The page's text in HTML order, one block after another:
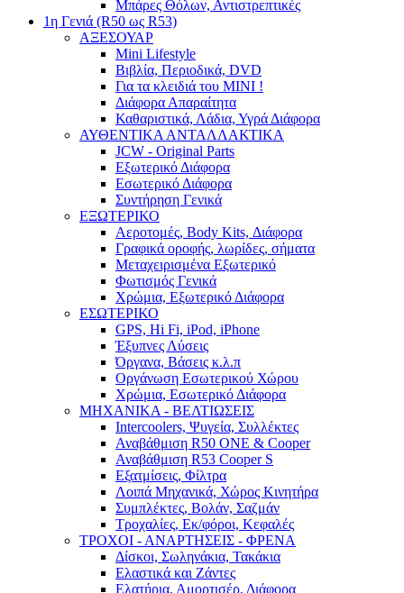
Μπάρες Θόλων, Αντιστρεπτικές
1η Γενιά (R50 ως R53)
ΑΞΕΣΟΥΑΡ
Mini Lifestyle
Βιβλία, Περιοδικά, DVD
Για τα κλειδιά του MINI !
Διάφορα Απαραίτητα
Καθαριστικά, Λάδια, Υγρά Διάφορα
ΑΥΘΕΝΤΙΚΑ ΑΝΤΑΛΛΑΚΤΙΚΑ
JCW - Original Parts
Εξωτερικό Διάφορα
Εσωτερικό Διάφορα
Συντήρηση Γενικά
ΕΞΩΤΕΡΙΚΟ
Αεροτομές, Body Kits, Διάφορα
Γραφικά οροφής, λωρίδες, σήματα
Μεταχειρισμένα Εξωτερικό
Φωτισμός Γενικά
Χρώμια, Εξωτερικό Διάφορα
ΕΣΩΤΕΡΙΚΟ
GPS, Hi Fi, iPod, iPhone
Έξυπνες Λύσεις
Όργανα, Βάσεις κ.λ.π
Οργάνωση Εσωτερικού Χώρου
Χρώμια, Εσωτερικό Διάφορα
ΜΗΧΑΝΙΚΑ - ΒΕΛΤΙΩΣΕΙΣ
Intercoolers, Ψυγεία, Συλλέκτες
Αναβάθμιση R50 ONE & Cooper
Αναβάθμιση R53 Cooper S
Εξατμίσεις, Φίλτρα
Λοιπά Μηχανικά, Χώρος Κινητήρα
Συμπλέκτες, Βολάν, Σαζμάν
Τροχαλίες, Εκ/φόροι, Κεφαλές
ΤΡΟΧΟΙ - ΑΝΑΡΤΗΣΕΙΣ - ΦΡΕΝΑ
Δίσκοι, Σωληνάκια, Τακάκια
Ελαστικά και Ζάντες
Ελατήρια, Αμορτισέρ, Διάφορα